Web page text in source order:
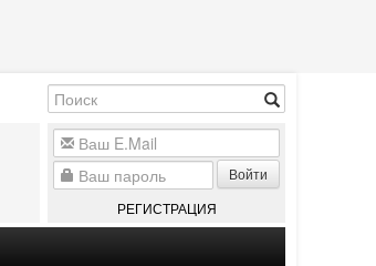
Войти
РЕГИСТРАЦИЯ